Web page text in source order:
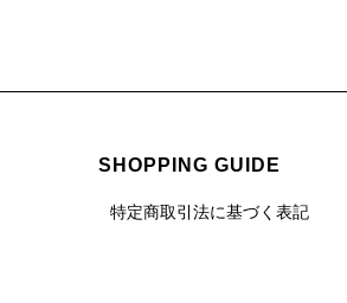
SHOPPING GUIDE
特定商取引法に基づく表記